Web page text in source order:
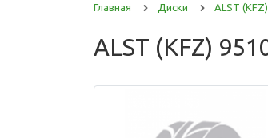
Главная Диски ALST (KFZ)
ALST (KFZ)